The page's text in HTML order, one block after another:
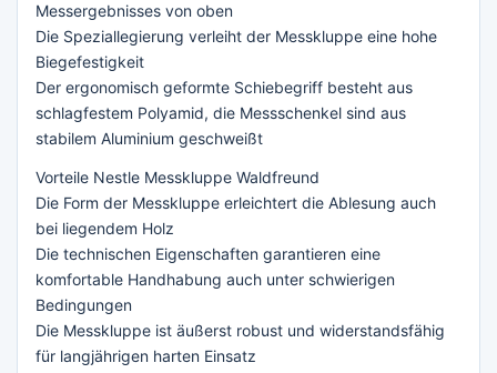
Messergebnisses von oben
Die Speziallegierung verleiht der Messkluppe eine hohe
Biegefestigkeit
Der ergonomisch geformte Schiebegriff besteht aus
schlagfestem Polyamid, die Messschenkel sind aus
stabilem Aluminium geschweißt
Vorteile Nestle Messkluppe Waldfreund
Die Form der Messkluppe erleichtert die Ablesung auch
bei liegendem Holz
Die technischen Eigenschaften garantieren eine
komfortable Handhabung auch unter schwierigen
Bedingungen
Die Messkluppe ist äußerst robust und widerstandsfähig
für langjährigen harten Einsatz